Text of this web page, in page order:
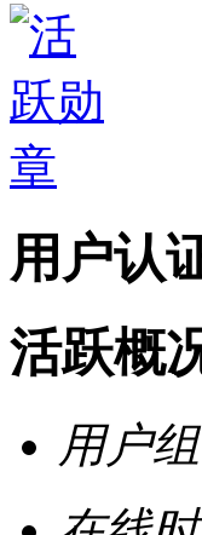
用户认
活跃概
用户组